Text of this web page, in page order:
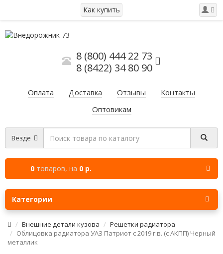
Как купить
8 (800) 444 22 73
8 (8422) 34 80 90
Оплата Доставка Отзывы
Контакты
Оптовикам
Везде
0 товаров, на 0 р.
Категории
Внешние детали кузова
Решетки радиатора
Облицовка радиатора УАЗ Патриот с 2019 г.в. (с АКПП) Черный
металлик